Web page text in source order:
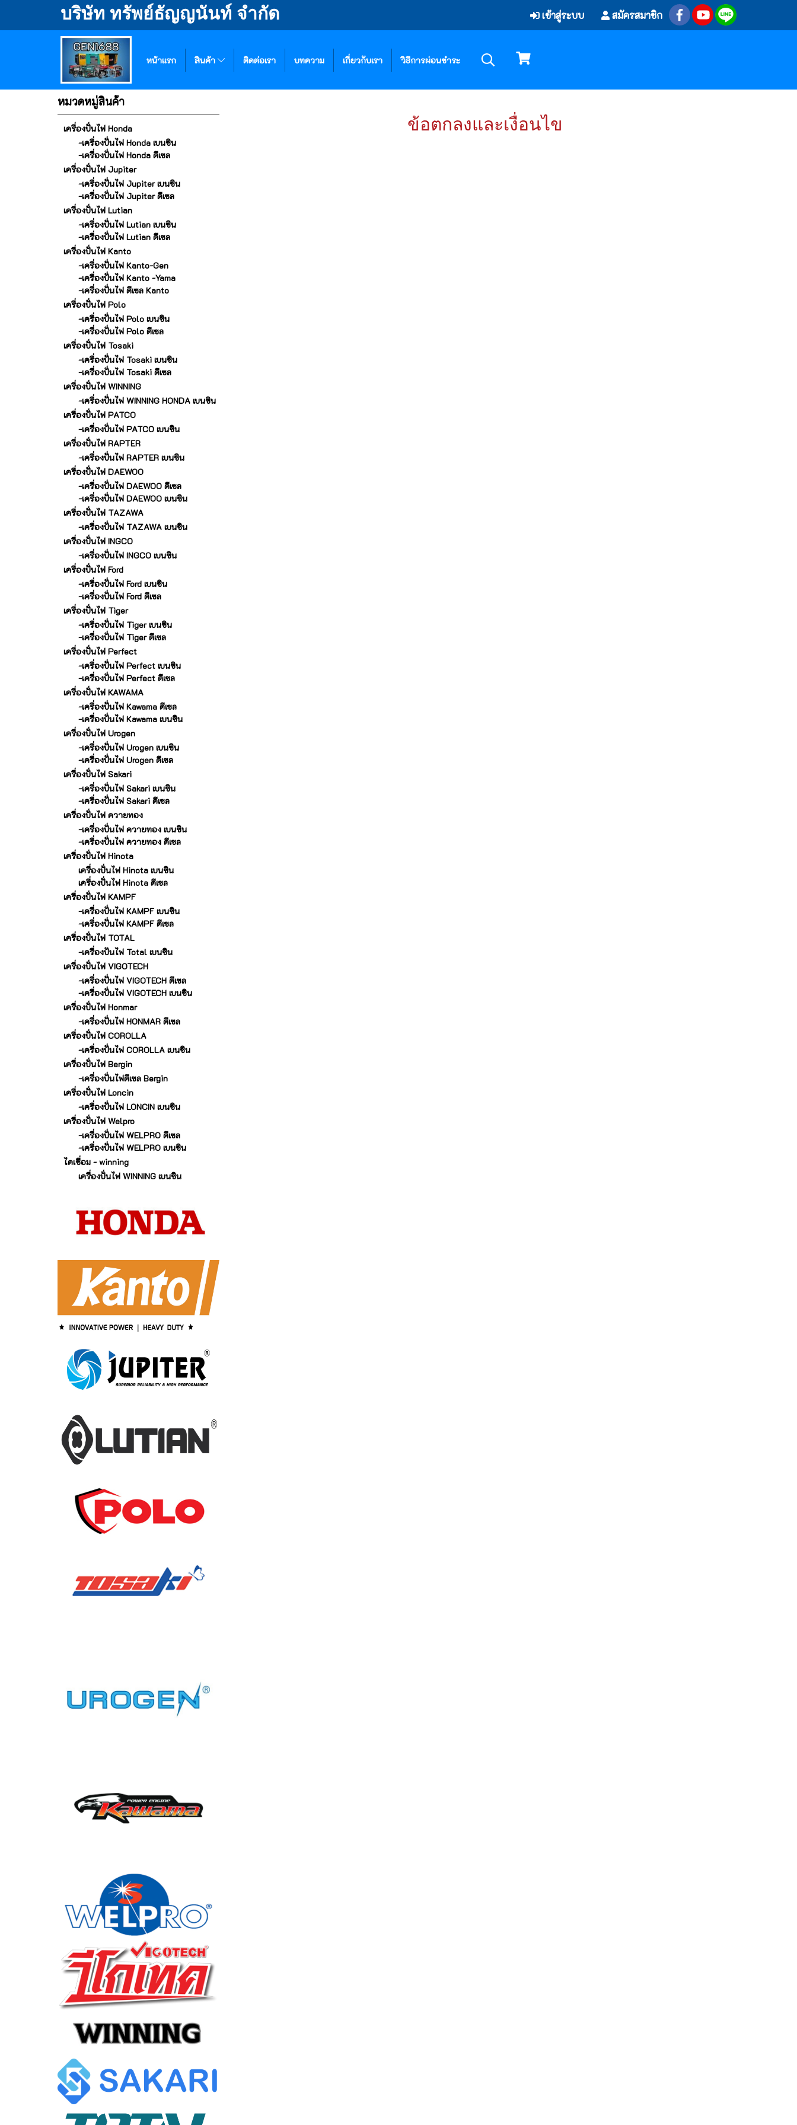
บริษัท ทรัพย์ธัญญนันท์ จำกัด เข้าสู่ระบบ สมัครสมาชิก
หน้าแรก สินค้า ติดต่อเรา บทความ เกี่ยวกับเรา วิธีการผ่อนชำระ
ข้อตกลงและเงื่อนไข
หมวดหมู่สินค้า
เครื่องปั่นไฟ Honda
-เครื่องปั่นไฟ Honda เบนซิน
-เครื่องปั่นไฟ Honda ดีเซล
เครื่องปั่นไฟ Jupiter
-เครื่องปั่นไฟ Jupiter เบนซิน
-เครื่องปั่นไฟ Jupiter ดีเซล
เครื่องปั่นไฟ Lutian
-เครื่องปั่นไฟ Lutian เบนซิน
-เครื่องปั่นไฟ Lutian ดีเซล
เครื่องปั่นไฟ Kanto
-เครื่องปั่นไฟ Kanto-Gen
-เครื่องปั่นไฟ Kanto -Yama
-เครื่องปั่นไฟ ดีเซล Kanto
เครื่องปั่นไฟ Polo
-เครื่องปั่นไฟ Polo เบนซิน
-เครื่องปั่นไฟ Polo ดีเซล
เครื่องปั่นไฟ Tosaki
-เครื่องปั่นไฟ Tosaki เบนซิน
-เครื่องปั่นไฟ Tosaki ดีเซล
เครื่องปั่นไฟ WINNING
-เครื่องปั่นไฟ WINNING HONDA เบนซิน
เครื่องปั่นไฟ PATCO
-เครื่องปั่นไฟ PATCO เบนซิน
เครื่องปั่นไฟ RAPTER
-เครื่องปั่นไฟ RAPTER เบนซิน
เครื่องปั่นไฟ DAEWOO
-เครื่องปั่นไฟ DAEWOO ดีเซล
-เครื่องปั่นไฟ DAEWOO เบนซิน
เครื่องปั่นไฟ TAZAWA
-เครื่องปั่นไฟ TAZAWA เบนซิน
เครื่องปั่นไฟ INGCO
-เครื่องปั่นไฟ INGCO เบนซิน
เครื่องปั่นไฟ Ford
-เครื่องปั่นไฟ Ford เบนซิน
-เครื่องปั่นไฟ Ford ดีเซล
เครื่องปั่นไฟ Tiger
-เครื่องปั่นไฟ Tiger เบนซิน
-เครื่องปั่นไฟ Tiger ดีเซล
เครื่องปั่นไฟ Perfect
-เครื่องปั่นไฟ Perfect เบนซิน
-เครื่องปั่นไฟ Perfect ดีเซล
เครื่องปั่นไฟ KAWAMA
-เครื่องปั่นไฟ Kawama ดีเซล
-เครื่องปั่นไฟ Kawama เบนซิน
เครื่องปั่นไฟ Urogen
-เครื่องปั่นไฟ Urogen เบนซิน
-เครื่องปั่นไฟ Urogen ดีเซล
เครื่องปั่นไฟ Sakari
-เครื่องปั่นไฟ Sakari เบนซิน
-เครื่องปั่นไฟ Sakari ดีเซล
เครื่องปั่นไฟ ควายทอง
-เครื่องปั่นไฟ ควายทอง เบนซิน
-เครื่องปั่นไฟ ควายทอง ดีเซล
เครื่องปั่นไฟ Hinota
เครื่องปั่นไฟ Hinota เบนซิน
เครื่องปั่นไฟ Hinota ดีเซล
เครื่องปั่นไฟ KAMPF
-เครื่องปั่นไฟ KAMPF เบนซิน
-เครื่องปั่นไฟ KAMPF ดีเซล
เครื่องปั่นไฟ TOTAL
-เครื่องปันไฟ Total เบนซิน
เครื่องปั่นไฟ VIGOTECH
-เครื่องปั่นไฟ VIGOTECH ดีเซล
-เครื่องปั่นไฟ VIGOTECH เบนซิน
เครื่องปั่นไฟ Honmar
-เครื่องปั่นไฟ HONMAR ดีเซล
เครื่องปั่นไฟ COROLLA
-เครื่องปั่นไฟ COROLLA เบนซิน
เครื่องปั่นไฟ Bergin
-เครื่องปั่นไฟดีเซล Bergin
เครื่องปั่นไฟ Loncin
-เครื่องปั่นไฟ LONCIN เบนซิน
เครื่องปั่นไฟ Welpro
-เครื่องปั่นไฟ WELPRO ดีเซล
-เครื่องปั่นไฟ WELPRO เบนซิน
ไดเชื่อม - winning
เครื่องปั่นไฟ WINNING เบนซิน